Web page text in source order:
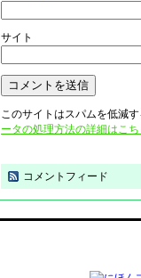
サイト
このサイトはスパムを低減す
ータの処理方法の詳細はこ
コメントフィード